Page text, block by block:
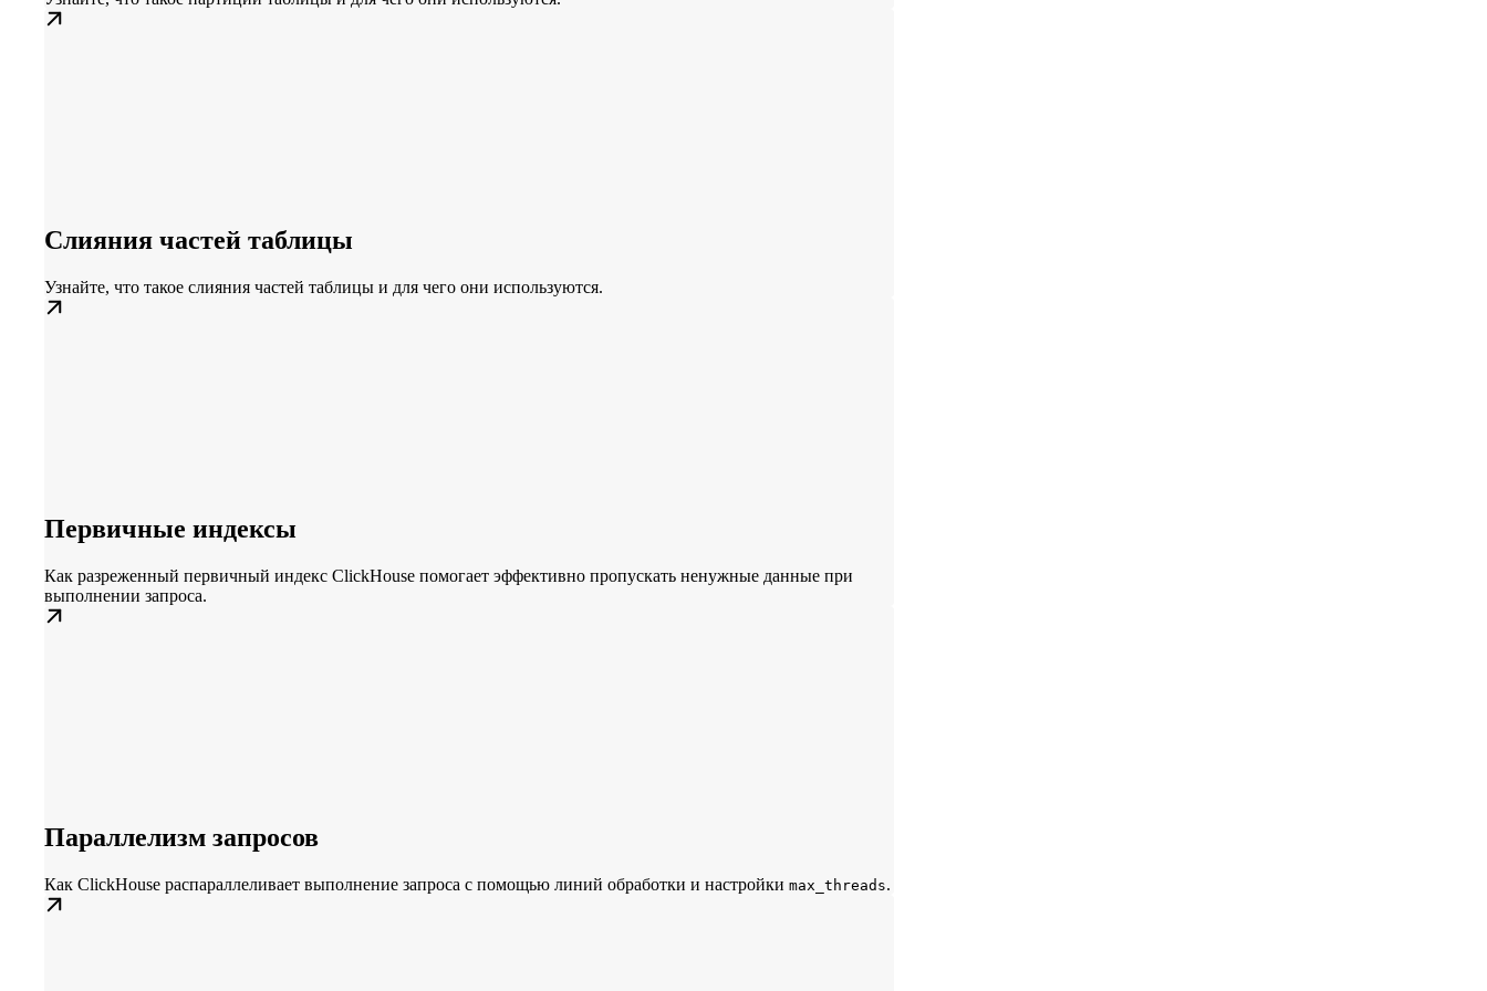
Слияния частей таблицы
Узнайте, что такое слияния частей таблицы и для чего они используются.
Первичные индексы
Как разреженный первичный индекс ClickHouse помогает эффективно пропускать ненужные данные при
выполнении запроса.
Параллелизм запросов
Как ClickHouse распараллеливает выполнение запроса с помощью линий обработки и настройки max_threads.